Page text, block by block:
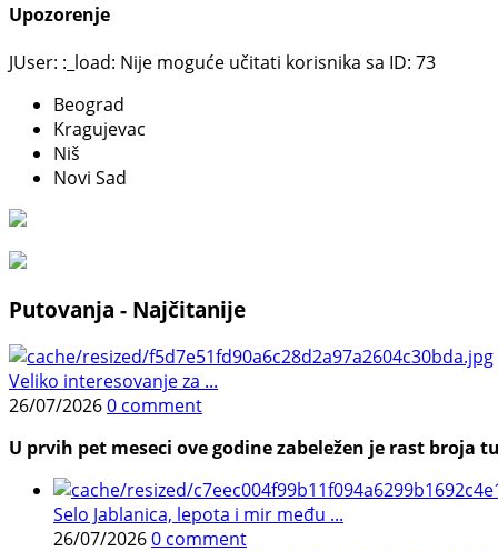
Upozorenje
JUser: :_load: Nije moguće učitati korisnika sa ID: 73
Beograd
Kragujevac
Niš
Novi Sad
Putovanja - Najčitanije
Veliko interesovanje za ...
26/07/20260 comment
U prvih pet meseci ove godine zabeležen je rast
Selo Jablanica, lepota i mir među ...
26/07/20260 comment